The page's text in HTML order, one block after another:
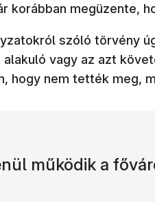
korábban megüzente,
szóló törvény
vagy az azt
hogy nem tették meg,
működik a